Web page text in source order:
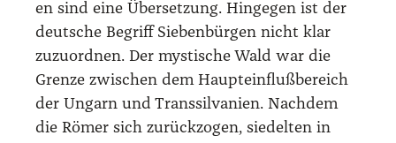
en sind eine Über­set­zung. Hin­ge­gen ist der
deut­sche Begriff Sie­ben­bür­gen nicht klar
zuzu­ord­nen. Der mys­ti­sche Wald war die
Gren­ze zwi­schen dem Haupt­ein­fluß­be­reich
der Ungarn und Trans­sil­va­ni­en. Nach­dem
die Römer sich zurück­zo­gen, sie­del­ten in